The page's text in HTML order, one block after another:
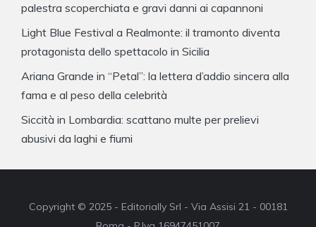
palestra scoperchiata e gravi danni ai capannoni
Light Blue Festival a Realmonte: il tramonto diventa
protagonista dello spettacolo in Sicilia
Ariana Grande in “Petal”: la lettera d’addio sincera alla
fama e al peso della celebrità
Siccità in Lombardia: scattano multe per prelievi
abusivi da laghi e fiumi
Copyright © 2025 - Editorially Srl - Via Assisi 21 - 00181